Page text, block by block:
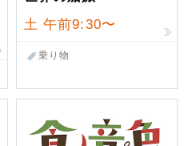
土午前9:30〜
乗り物